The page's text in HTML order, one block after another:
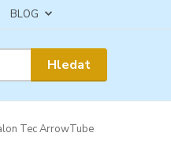
BLOG
Hledat
Tec ArrowTube